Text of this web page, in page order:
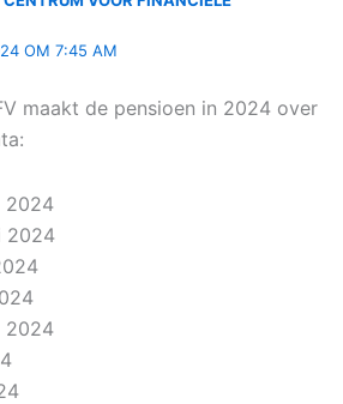
OM 7:45 AM
maakt de pensioen in 2024 over
2024
2024
2024